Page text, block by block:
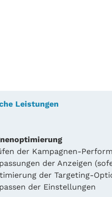
Leistungen
der Kampagnen-
der Anzeigen
der Targeting-
der Einstellungen